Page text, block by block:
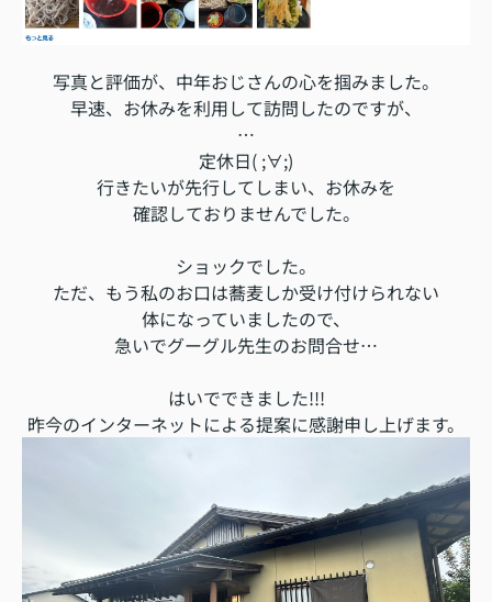
写真と評価が、中年おじさんの心を掴みました。
早速、お休みを利用して訪問したのですが、
…
定休日( ;∀;)
行きたいが先行してしまい、お休みを
確認しておりませんでした。
ショックでした。
ただ、もう私のお口は蕎麦しか受け付けられない
体になっていましたので、
急いでグーグル先生のお問合せ…
はいでできました!!!
昨今のインターネットによる提案に感謝申し上げます。